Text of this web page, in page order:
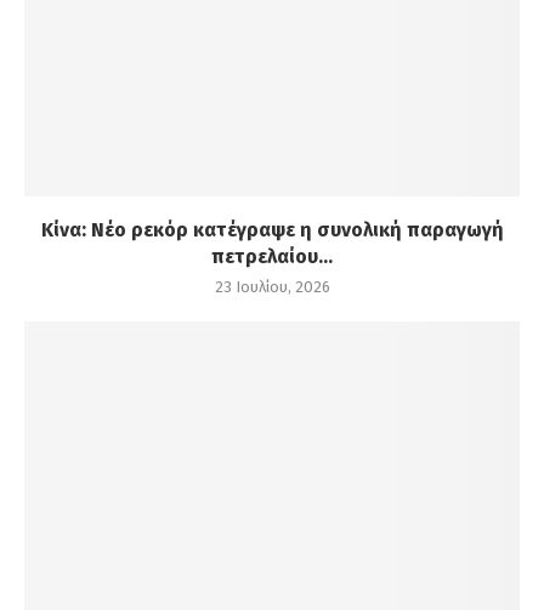
Κίνα: Νέο ρεκόρ κατέγραψε η συνολική παραγωγή
πετρελαίου...
23 Ιουλίου, 2026